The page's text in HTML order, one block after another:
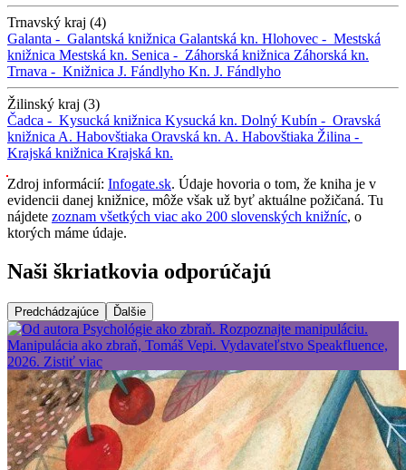
Trnavský kraj (4)
Galanta - Galantská knižnica Galantská kn. Hlohovec - Mestská
knižnica Mestská kn. Senica - Záhorská knižnica Záhorská kn.
Trnava - Knižnica J. Fándlyho Kn. J. Fándlyho
Žilinský kraj (3)
Čadca - Kysucká knižnica Kysucká kn. Dolný Kubín - Oravská
knižnica A. Habovštiaka Oravská kn. A. Habovštiaka Žilina -
Krajská knižnica Krajská kn.
Zdroj informácií: Infogate.sk. Údaje hovoria o tom, že kniha je v
evidencii danej knižnice, môže však už byť aktuálne požičaná. Tu
nájdete zoznam všetkých viac ako 200 slovenských knižníc, o
ktorých máme údaje.
Naši škriatkovia odporúčajú
Predchádzajúce Ďalšie